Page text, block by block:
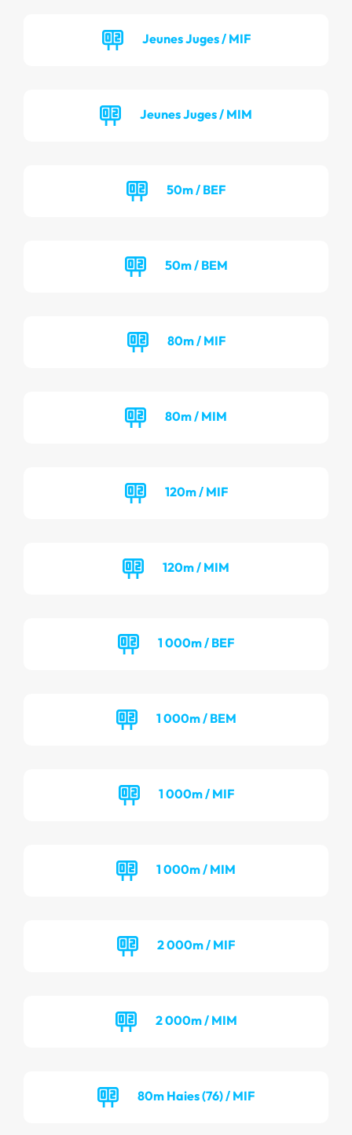
Jeunes Juges / MIF
Jeunes Juges / MIM
50m / BEF
50m / BEM
80m / MIF
80m / MIM
120m / MIF
120m / MIM
1 000m / BEF
1 000m / BEM
1 000m / MIF
1 000m / MIM
2 000m / MIF
2 000m / MIM
80m Haies (76) / MIF